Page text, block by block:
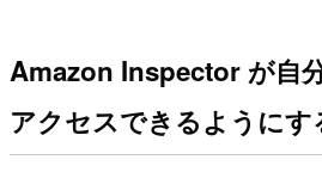
Amazon Inspector が自
アクセスできるようにす